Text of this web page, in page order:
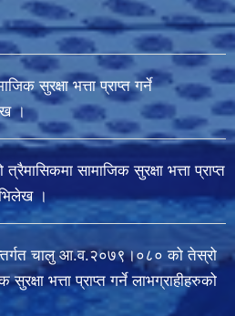
सुरक्षा भत्ता प्राप्त गर्ने
।
सामाजिक सुरक्षा भत्ता प्राप्त
।
चालु आ‍.व.२०७९।०८० को तेस्रो
भत्ता प्राप्त गर्ने लाभग्राहीहरुको